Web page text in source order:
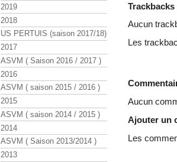
Trackbacks
Aucun
Les
Aucun
Ajouter un
Les
2019
2018
US PERTUIS (saison 2017/18)
2017
ASVM ( Saison 2016 / 2017 )
2016
ASVM ( saison 2015 / 2016 )
2015
ASVM ( saison 2014 / 2015 )
2014
ASVM ( Saison 2013/2014 )
2013